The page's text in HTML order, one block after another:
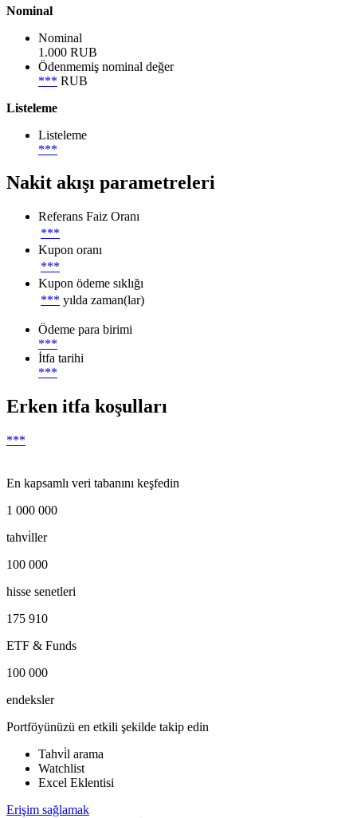
Nominal
Nominal
1.000 RUB
Ödenmemiş nominal değer
*** RUB
Listeleme
Listeleme
***
Nakit akışı parametreleri
Referans Faiz Oranı
***
Kupon oranı
***
Kupon ödeme sıklığı
*** yılda zaman(lar)
Ödeme para birimi
***
İtfa tarihi
***
Erken itfa koşulları
***
En kapsamlı veri tabanını keşfedin
1 000 000
tahvi̇ller
100 000
hisse senetleri
175 910
ETF & Funds
100 000
endeksler
Portföyünüzü en etkili şekilde takip edin
Tahvi̇l arama
Watchlist
Excel Eklentisi
Erişim sağlamak